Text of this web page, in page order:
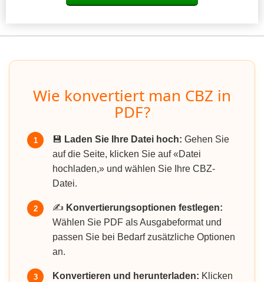
Wie konvertiert man CBZ in
PDF?
1 💾 Laden Sie Ihre Datei hoch: Gehen Sie
auf die Seite, klicken Sie auf «Datei
hochladen,» und wählen Sie Ihre CBZ-
Datei.
2 ✍️ Konvertierungsoptionen festlegen:
Wählen Sie PDF als Ausgabeformat und
passen Sie bei Bedarf zusätzliche Optionen
an.
3 Konvertieren und herunterladen: Klicken